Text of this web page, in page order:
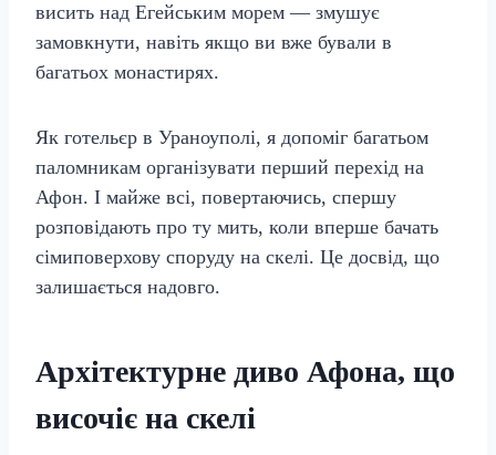
висить над Егейським морем — змушує
замовкнути, навіть якщо ви вже бували в
багатьох монастирях.
Як готельєр в Ураноуполі, я допоміг багатьом
паломникам організувати перший перехід на
Афон. І майже всі, повертаючись, спершу
розповідають про ту мить, коли вперше бачать
сімиповерхову споруду на скелі. Це досвід, що
залишається надовго.
Архітектурне диво Афона, що
височіє на скелі